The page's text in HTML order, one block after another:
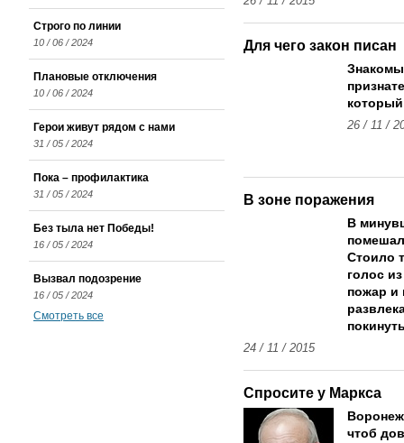
Для чего закон писан
26 / 11 /
В зоне поражения
В
Стоило
голос
пожар и
24 / 11 / 2015
Спросите у Маркса
чтоб
Строго по линии
10 / 06 / 2024
Плановые отключения
10 / 06 / 2024
Герои живут рядом с нами
31 / 05 / 2024
Пока – профилактика
31 / 05 / 2024
Без тыла нет Победы!
16 / 05 / 2024
Вызвал подозрение
16 / 05 / 2024
Смотреть все